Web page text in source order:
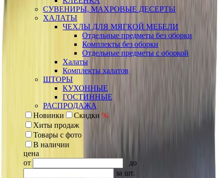
СУВЕНИРЫ, МАХРОВЫЕ ДЕСЕРТЫ
ХАЛАТЫ
ЧЕХЛЫ ДЛЯ МЯГКОЙ МЕБЕЛИ
Отдельные предметы без оборки
Комплекты без оборки
Отдельные предметы с оборкой
Халаты
Комплекты халатов
ШТОРЫ
КУХОННЫЕ
ГОСТИННЫЕ
РАСПРОДАЖА
Новинки
Скидки %
Хиты продаж
Товары с фото
В наличии
цена
от
до
за шт.